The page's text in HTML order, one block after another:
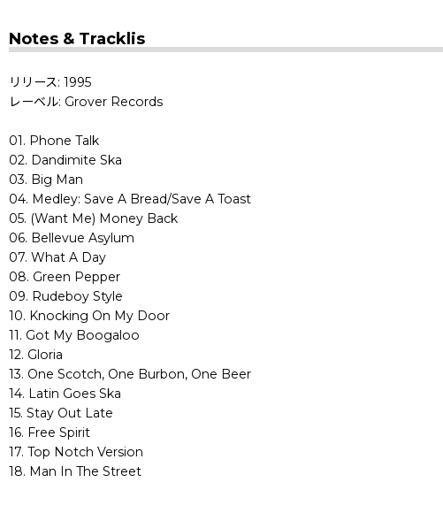
Notes & Tracklis
リリース: 1995
レーベル: Grover Records
01. Phone Talk
02. Dandimite Ska
03. Big Man
04. Medley: Save A Bread/Save A Toast
05. (Want Me) Money Back
06. Bellevue Asylum
07. What A Day
08. Green Pepper
09. Rudeboy Style
10. Knocking On My Door
11. Got My Boogaloo
12. Gloria
13. One Scotch, One Burbon, One Beer
14. Latin Goes Ska
15. Stay Out Late
16. Free Spirit
17. Top Notch Version
18. Man In The Street